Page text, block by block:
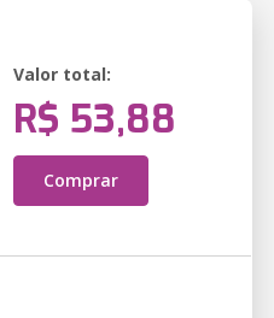
Valor total:
R$ 53,88
Comprar